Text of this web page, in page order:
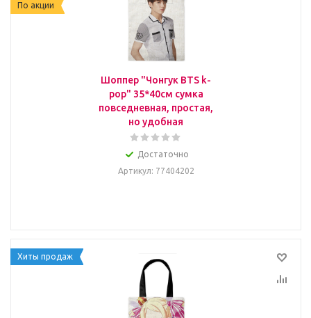
По акции
Шоппер "Чонгук BTS k-
pop" 35*40см сумка
повседневная, простая,
но удобная
Достаточно
Артикул: 77404202
Хиты продаж